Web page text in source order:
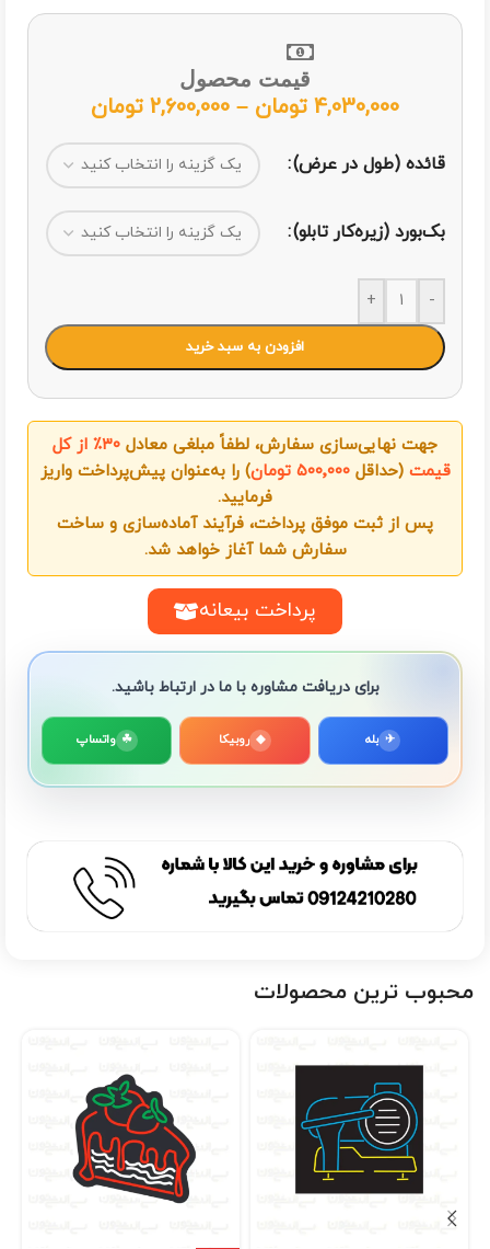
قیمت محصول
4,030,000 تومان –
2,600,000 تومان
قائده (طول در عرض)
بک‌بورد (زیره‌کار تابلو)
-
+
افزودن به سبد خرید
جهت نهایی‌سازی سفارش، لطفاً مبلغی معادل
۳۰٪ از کل
قیمت (حداقل۵۰۰٬۰۰۰ تومان
) را به‌عنوان پیش‌پرداخت واریز
فرمایید.
پس از ثبت موفق پرداخت، فرآیند آماده‌سازی و ساخت
سفارش شما آغاز خواهد شد.
پرداخت بیعانه
برای دریافت مشاوره با ما در ارتباط باشید.
✈ بله ◆ روبیکا ☘ واتساپ
محبوب ترین محصولات